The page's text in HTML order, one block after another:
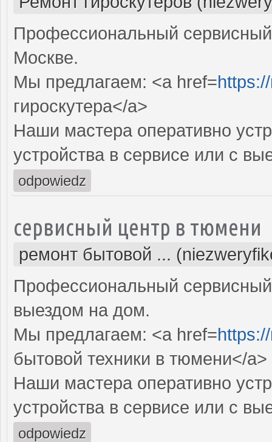
Профессиональный сервисный
Москве.
Мы предлагаем: <a href=
гироскутера</a>
Наши мастера оперативно
устройства в сервисе или с
odpowiedz
сервисный центр в тюмени
ремонт бытовой ...
Профессиональный
выездом на дом.
Мы предлагаем: <a href=
бытовой техники в тюмени</a>
Наши мастера оперативно
устройства в сервисе или с
odpowiedz